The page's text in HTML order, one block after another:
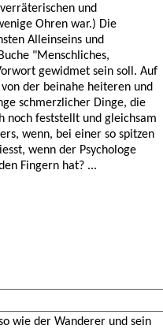
und
Ohren war.) Die
Alleinseins und
"Menschliches,
gewidmet sein soll. Auf
der beinahe heiteren und
schmerzlicher Dinge, die
feststellt und gleichsam
wenn, bei einer so spitzen
wenn der Psychologe
Fingern hat? ...
wie der Wanderer und sein